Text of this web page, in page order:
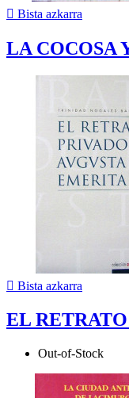
 Bista azkarra
LA COCOSA
 Bista azkarra
EL
Out-of-Stock